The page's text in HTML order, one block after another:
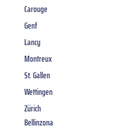
Carouge
Genf
Lancy
Montreux
St. Gallen
Wettingen
Zürich
Bellinzona